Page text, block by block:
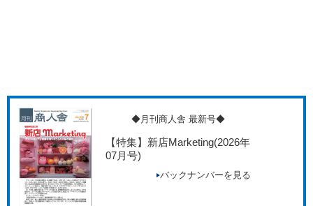
◆月刊商人舎 最新号◆
【特集】新店Marketing(2026年
07月号)
バックナンバーを見る